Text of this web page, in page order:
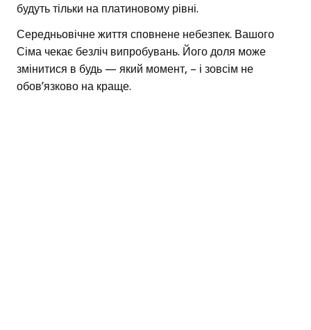
будуть тільки на платиновому рівні.
Середньовічне життя сповнене небезпек. Вашого
Сіма чекає безліч випробувань. Його доля може
змінитися в будь — який момент, – і зовсім не
обов’язково на краще.